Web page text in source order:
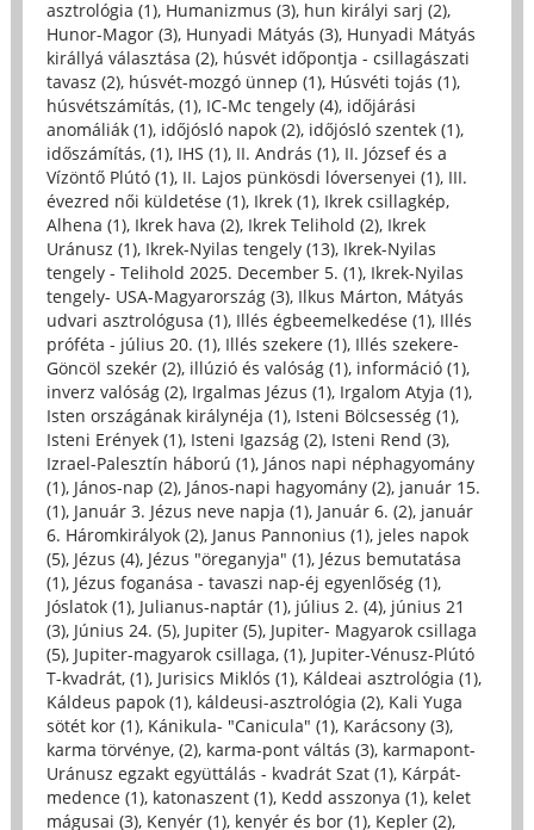
asztrológia (1), Humanizmus (3), hun királyi sarj (2),
Hunor-Magor (3), Hunyadi Mátyás (3), Hunyadi Mátyás
királlyá választása (2), húsvét időpontja - csillagászati
tavasz (2), húsvét-mozgó ünnep (1), Húsvéti tojás (1),
húsvétszámítás, (1), IC-Mc tengely (4), időjárási
anomáliák (1), időjósló napok (2), időjósló szentek (1),
időszámítás, (1), IHS (1), II. András (1), II. József és a
Vízöntő Plútó (1), II. Lajos pünkösdi lóversenyei (1), III.
évezred női küldetése (1), Ikrek (1), Ikrek csillagkép,
Alhena (1), Ikrek hava (2), Ikrek Telihold (2), Ikrek
Uránusz (1), Ikrek-Nyilas tengely (13), Ikrek-Nyilas
tengely - Telihold 2025. December 5. (1), Ikrek-Nyilas
tengely- USA-Magyarország (3), Ilkus Márton, Mátyás
udvari asztrológusa (1), Illés égbeemelkedése (1), Illés
próféta - július 20. (1), Illés szekere (1), Illés szekere-
Göncöl szekér (2), illúzió és valóság (1), információ (1),
inverz valóság (2), Irgalmas Jézus (1), Irgalom Atyja (1),
Isten országának királynéja (1), Isteni Bölcsesség (1),
Isteni Erények (1), Isteni Igazság (2), Isteni Rend (3),
Izrael-Palesztín háború (1), János napi néphagyomány
(1), János-nap (2), János-napi hagyomány (2), január 15.
(1), Január 3. Jézus neve napja (1), Január 6. (2), január
6. Háromkirályok (2), Janus Pannonius (1), jeles napok
(5), Jézus (4), Jézus "öreganyja" (1), Jézus bemutatása
(1), Jézus foganása - tavaszi nap-éj egyenlőség (1),
Jóslatok (1), Julianus-naptár (1), július 2. (4), június 21
(3), Június 24. (5), Jupiter (5), Jupiter- Magyarok csillaga
(5), Jupiter-magyarok csillaga, (1), Jupiter-Vénusz-Plútó
T-kvadrát, (1), Jurisics Miklós (1), Káldeai asztrológia (1),
Káldeus papok (1), káldeusi-asztrológia (2), Kali Yuga
sötét kor (1), Kánikula- "Canicula" (1), Karácsony (3),
karma törvénye, (2), karma-pont váltás (3), karmapont-
Uránusz egzakt együttálás - kvadrát Szat (1), Kárpát-
medence (1), katonaszent (1), Kedd asszonya (1), kelet
mágusai (3), Kenyér (1), kenyér és bor (1), Kepler (2),